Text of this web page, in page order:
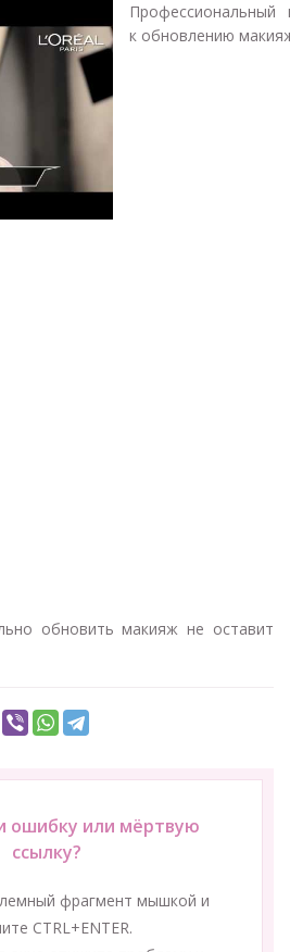
Профессиональный
к обновлению
обновить макияж не оставит
ошибку или мёртвую
ссылку?
фрагмент мышкой и
CTRL+ENTER.